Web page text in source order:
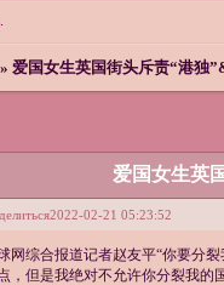
» 爱国女生英国街头斥责“港独
爱国女生英
2022-02-21 05:23:52
网综合报道记者赵友平“你要分
，但是我绝对不允许你分裂我的